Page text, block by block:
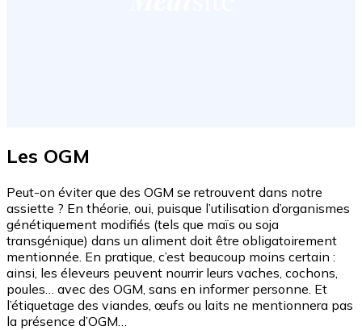
Les OGM
Peut-on éviter que des OGM se retrouvent dans notre
assiette ? En théorie, oui, puisque l’utilisation d’organismes
génétiquement modifiés (tels que maïs ou soja
transgénique) dans un aliment doit être obligatoirement
mentionnée. En pratique, c’est beaucoup moins certain :
ainsi, les éleveurs peuvent nourrir leurs vaches, cochons,
poules… avec des OGM, sans en informer personne. Et
l’étiquetage des viandes, œufs ou laits ne mentionnera pas
la présence d’OGM…